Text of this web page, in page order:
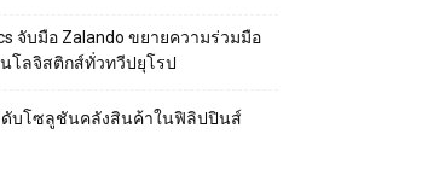
จับมือ Zalando ขยายความร่วมมือ
โลจิสติกส์ทั่วทวีปยุโรป
ดับโซลูชันคลังสินค้าในฟิลิปปินส์